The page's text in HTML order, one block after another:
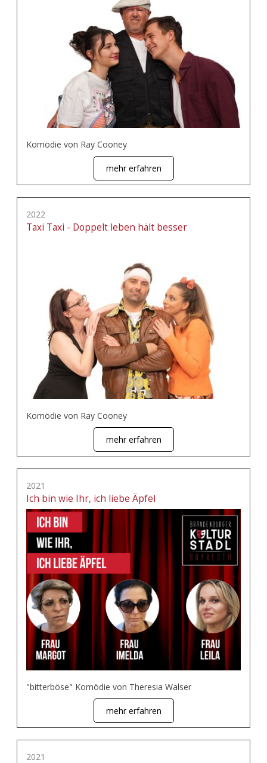
Komödie von Ray Cooney
mehr erfahren
2022
Taxi Taxi - Doppelt leben hält besser
Komödie von Ray Cooney
mehr erfahren
2021
Ich bin wie Ihr, ich liebe Äpfel
"bitterböse" Komödie von Theresia Walser
mehr erfahren
2021